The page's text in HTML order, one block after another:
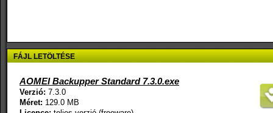
FÁJL LETÖLTÉSE
AOMEI Backupper Standard 7.3.0.exe
Verzió: 7.3.0
Méret: 129.0 MB